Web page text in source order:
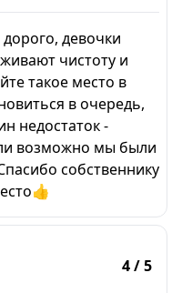
девочки
чистоту и
такое место в
в очередь,
недостаток -
возможно мы были
собственнику
4/ 5